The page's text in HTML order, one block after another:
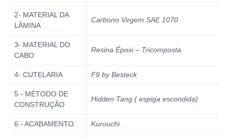
2- MATERIAL DA
LÂMINA
Carbono Virgem SAE 1070
3- MATERIAL DO
CABO
Resina Époxi – Tricomposta
4- CUTELARIA F9 by Besteck
5 - MÉTODO DE
CONSTRUÇÃO
Hidden Tang ( espiga escondida)
6 - ACABAMENTO Kurouchi